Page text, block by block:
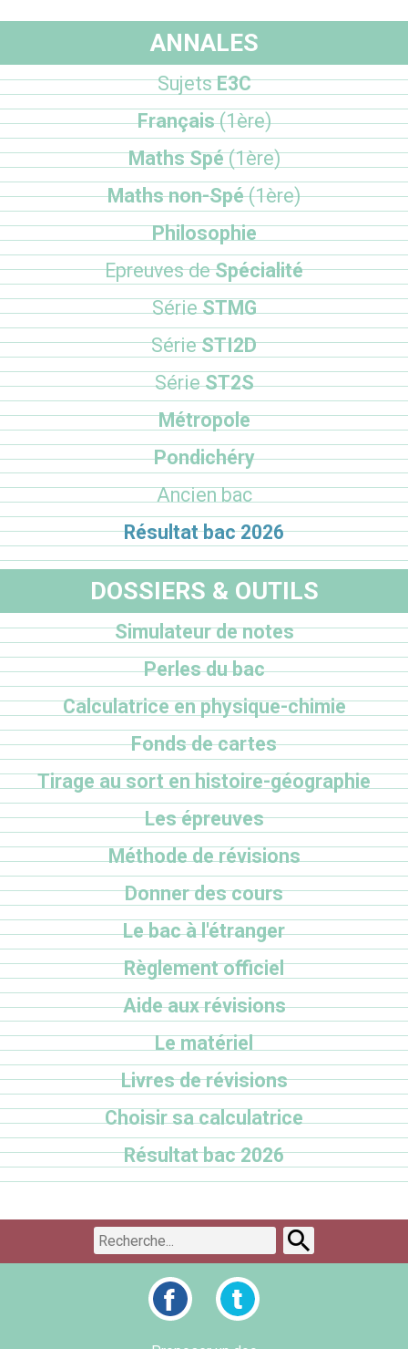
ANNALES
SujetsE3C
Français(1ère)
Maths Spé(1ère)
Maths non-Spé(1ère)
Philosophie
Epreuves deSpécialité
SérieSTMG
SérieSTI2D
SérieST2S
Métropole
Pondichéry
Ancien bac
Résultat bac 2026
DOSSIERS & OUTILS
Simulateur de notes
Perles du bac
Calculatrice en physique-chimie
Fonds de cartes
Tirage au sort en histoire-géographie
Les épreuves
Méthode de révisions
Donner des cours
Le bac à l'étranger
Règlement officiel
Aide aux révisions
Le matériel
Livres de révisions
Choisir sa calculatrice
Résultat bac 2026